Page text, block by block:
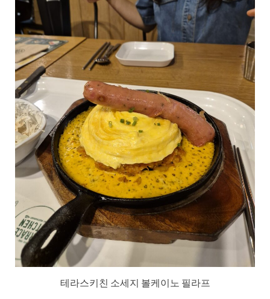
테라스키친 소세지 볼케이노 필라프